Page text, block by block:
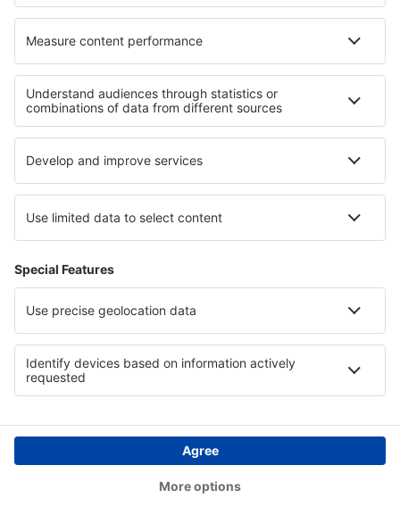
Die besten Hotels - Regionen
Hotels in Austrian Alps Hotels am Faaker See
Hotels im Kleinwalsertal Hotels im Ötztal
Hotels in Mölltal Hotels in Hidalgo
Hotels in Castile-La Mancha
Hotels in Lubusz Hotels auf Lausitzer Gebirge
Copyright © eSkyTravel.de. Alle Rechte vorbehalten.